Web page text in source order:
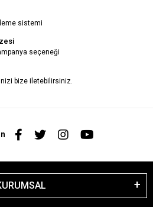
sistemi
seçeneği
bize iletebilirsiniz.